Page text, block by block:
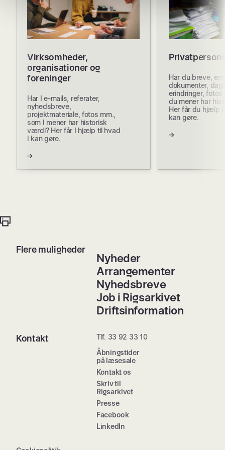
Virksomheder,
organisationer og
foreninger
Har I e-mails, referater,
nyhedsbreve,
projektmateriale, fotos mm.,
som I mener har historisk
værdi? Her får I hjælp til hvad
I kan gøre.
Har du breve,
dokumenter,
erindringer, fotos
du mener har
Her får du hjælp
kan gøre.
Flere muligheder
Nyheder
Arrangementer
Nyhedsbreve
Job i Rigsarkivet
Driftsinformation
Kontakt
Tlf. 33 92 33 10
Åbningstider
på læsesale
Kontakt os
Skriv til
Rigsarkivet
Presse
Facebook
LinkedIn